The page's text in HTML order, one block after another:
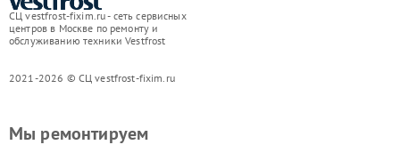
СЦ vestfrost-fixim.ru - сеть сервисных
центров в Москве по ремонту и
обслуживанию техники Vestfrost
2021-2026 © СЦ vestfrost-fixim.ru
Мы ремонтируем